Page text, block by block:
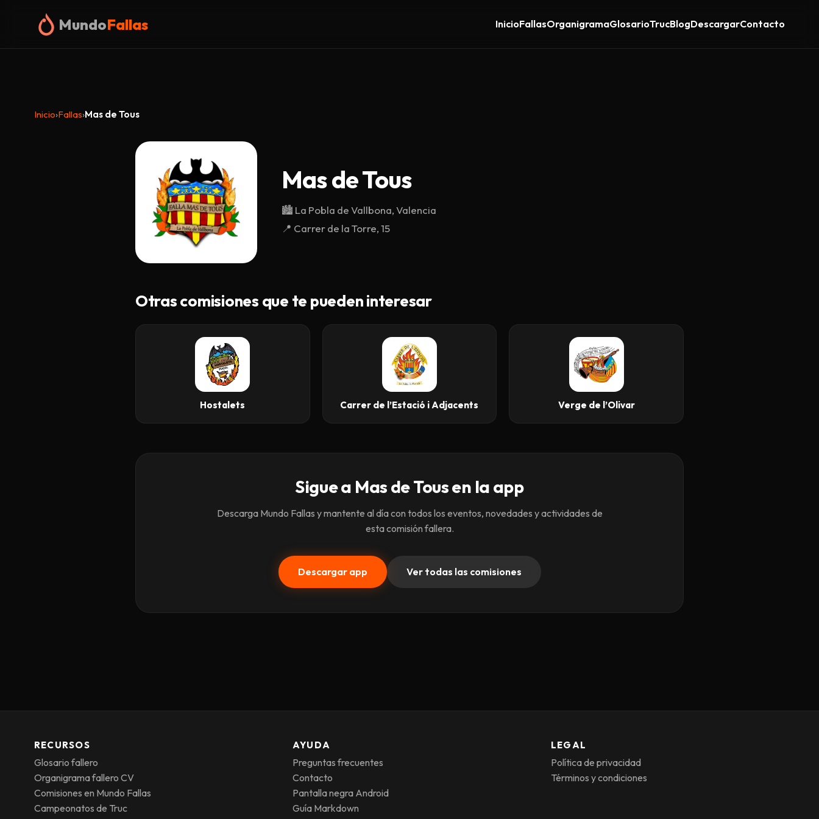
MundoFallas InicioFallasOrganigramaGlosarioTrucBlogDescargarContacto
Inicio›Fallas›Mas de Tous
Mas de Tous
🏙️ La Pobla de Vallbona, Valencia
📍 Carrer de la Torre, 15
Otras comisiones que te pueden interesar
Hostalets Carrer de l’Estació i Adjacents Verge de l’Olivar
Sigue a Mas de Tous en la app
Descarga Mundo Fallas y mantente al día con todos los eventos, novedades y actividades de
esta comisión fallera.
Descargar app Ver todas las comisiones
RECURSOS
Glosario fallero
Organigrama fallero CV
Comisiones en Mundo Fallas
Campeonatos de Truc
AYUDA
Preguntas frecuentes
Contacto
Pantalla negra Android
Guía Markdown
LEGAL
Política de privacidad
Términos y condiciones